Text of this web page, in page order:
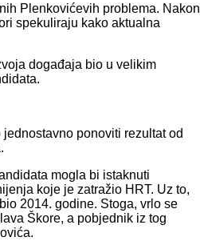
Plenkovićevih problema. Nakon
spekuliraju kako aktualna
događaja bio u velikim
ponoviti rezultat od
mogla bi istaknuti
koje je zatražio HRT. Uz to,
2014. godine. Stoga, vrlo se
Škore, a pobjednik iz tog